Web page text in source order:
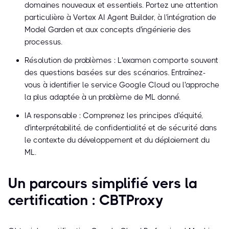
domaines nouveaux et essentiels. Portez une attention
particulière à Vertex AI Agent Builder, à l'intégration de
Model Garden et aux concepts d'ingénierie des
processus.
Résolution de problèmes : L'examen comporte souvent
des questions basées sur des scénarios. Entraînez-
vous à identifier le service Google Cloud ou l'approche
la plus adaptée à un problème de ML donné.
IA responsable : Comprenez les principes d'équité,
d'interprétabilité, de confidentialité et de sécurité dans
le contexte du développement et du déploiement du
ML.
Un parcours simplifié vers la
certification : CBTProxy